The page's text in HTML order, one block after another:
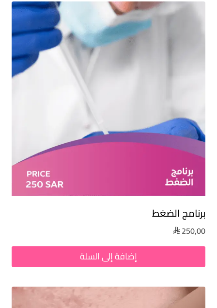
برنامج الضغط
 250,00
إضافة إلى السلة